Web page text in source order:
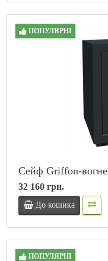
ПОПУЛЯРНІ
Сейф Griffon-
32 160 грн.
До кошика
ПОПУЛЯРНІ